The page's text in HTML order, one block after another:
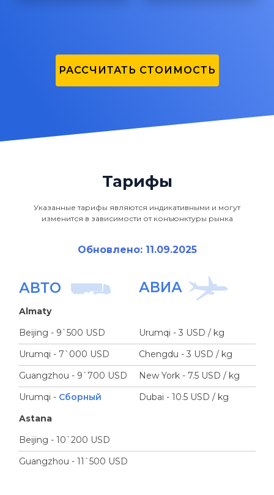
РАССЧИТАТЬ СТОИМОСТЬ
Тарифы
Указанные тарифы являются индикативными и могут
изменится в зависимости от конъюнктуры рынка
Обновлено: 11.09.2025
АВТО АВИА
Almaty
Beijing - 9`500 USD
Urumqi - 3 USD / kg
Urumqi - 7`000 USD
Chengdu - 3 USD / kg
Guangzhou - 9`700 USD
New York - 7.5 USD / kg
Urumqi - Сборный
Dubai - 10.5 USD / kg
Astana
Beijing - 10`200 USD
Guangzhou - 11`500 USD